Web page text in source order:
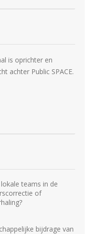
is oprichter en
achter Public SPACE.
teams in de
of
bijdrage van